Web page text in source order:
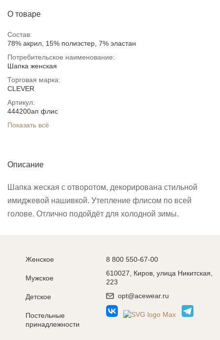
О товаре
Состав:
78% акрил, 15% полиэстер, 7% эластан
Потребительское наименование:
Шапка женская
Торговая марка:
CLEVER
Артикул:
444200ап флис
Показать всё
Описание
Шапка жеская с отворотом, декорирована стильной
имиджевой нашивкой. Утепление флисом по всей
голове. Отлично подойдёт для холодной зимы.
Женское
Мужское
Детское
Постельные
принадлежности
8 800 550-67-00
610027, Киров, улица Никитская,
223
opt@acewear.ru